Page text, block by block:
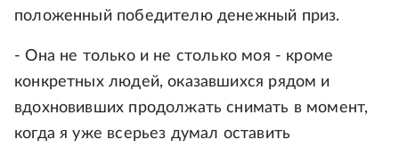
положенный победителю денежный приз.
- Она не только и не столько моя - кроме
конкретных людей, оказавшихся рядом и
вдохновивших продолжать снимать в момент,
когда я уже всерьез думал оставить